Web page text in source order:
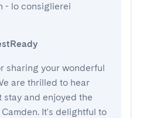
- lo consiglierei
sharing your wonderful
are thrilled to hear
stay and enjoyed the
It's delightful to